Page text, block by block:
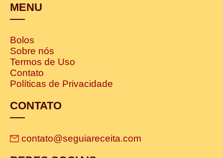
MENU
Bolos
Sobre nós
Termos de Uso
Contato
Políticas de Privacidade
CONTATO
contato@seguiareceita.com